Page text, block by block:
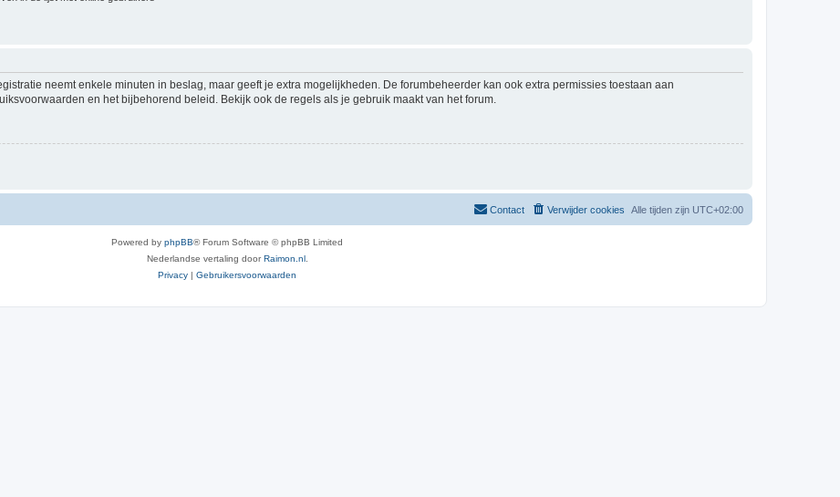
neemt enkele minuten in beslag, maar geeft je extra mogelijkheden. De forumbeheerder kan ook extra permissies toestaan aan
en het bijbehorend beleid. Bekijk ook de regels als je gebruik maakt van het forum.
Alle tijden zijn UTC+02:00
Verwijder cookies
Contact
Powered by phpBB® Forum Software © phpBB Limited
Nederlandse vertaling doorRaimon.nl.
Privacy | Gebruikersvoorwaarden